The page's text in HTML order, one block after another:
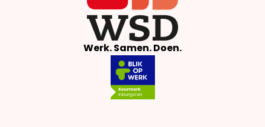
Werk. Samen. Doen.